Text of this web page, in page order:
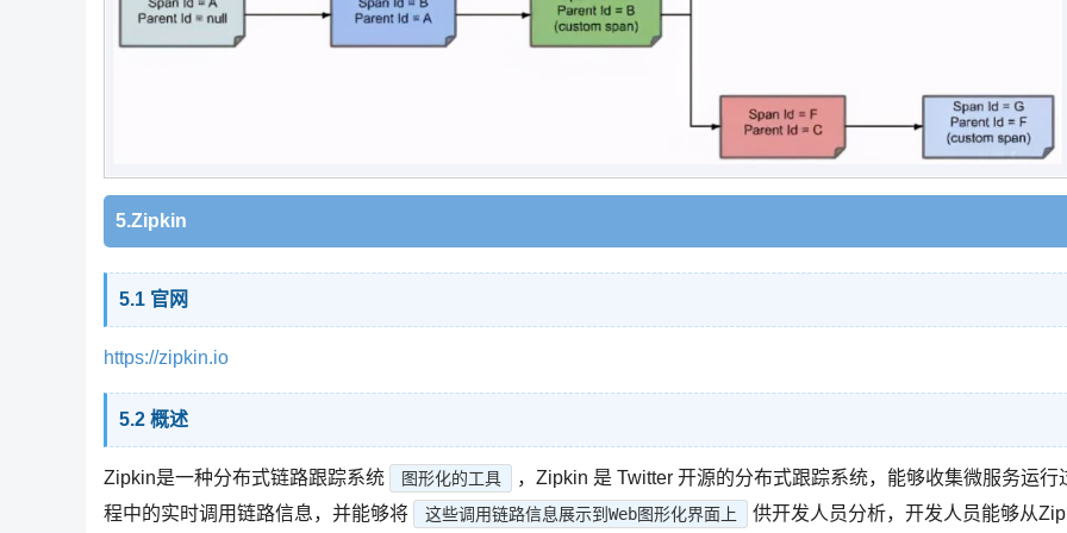
5.Zipkin
5.1 官网
https://zipkin.io
5.2 概述
Zipkin是一种分布式链路跟踪系统 图形化的工具
，Zipkin 是 Twitter 开源的分布式跟踪系统，能够收集微服务运行
程中的实时调用链路信息，并能够将
这些调用链路信息展示到Web图形化界面上 供开发人员分析，开发人员能够从